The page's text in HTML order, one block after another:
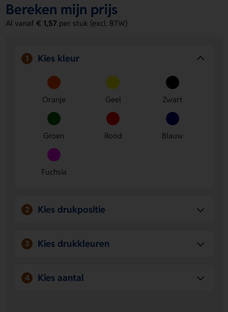
Voordelen van de Celes Etui
Ruimte voor jouw ontwerp
eigen ontwerp aanbrengen op de voorzijde of
achterzijde.
Handig mee te nemen
- Met handvat en rits neem je de
etui makkelijk overal mee naartoe.
Bereken mijn prijs
Al vanaf€ 1,57 per stuk (excl. BTW)
1 Kies kleur
Oranje Geel Zwart
Groen Rood Blauw
Fuchsia
2 Kies drukpositie
3 Kies drukkleuren
4 Kies aantal